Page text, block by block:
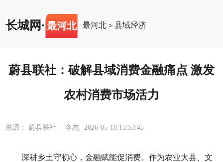
长城网· 最河北 最河北 >县域经济
蔚县联社：破解县域消费金融痛点 激发
农村消费市场活力
来源： 蔚县联社 李杰 2026-05-18 15:53:45
深耕乡土守初心，金融赋能促消费。作为农业大县、文